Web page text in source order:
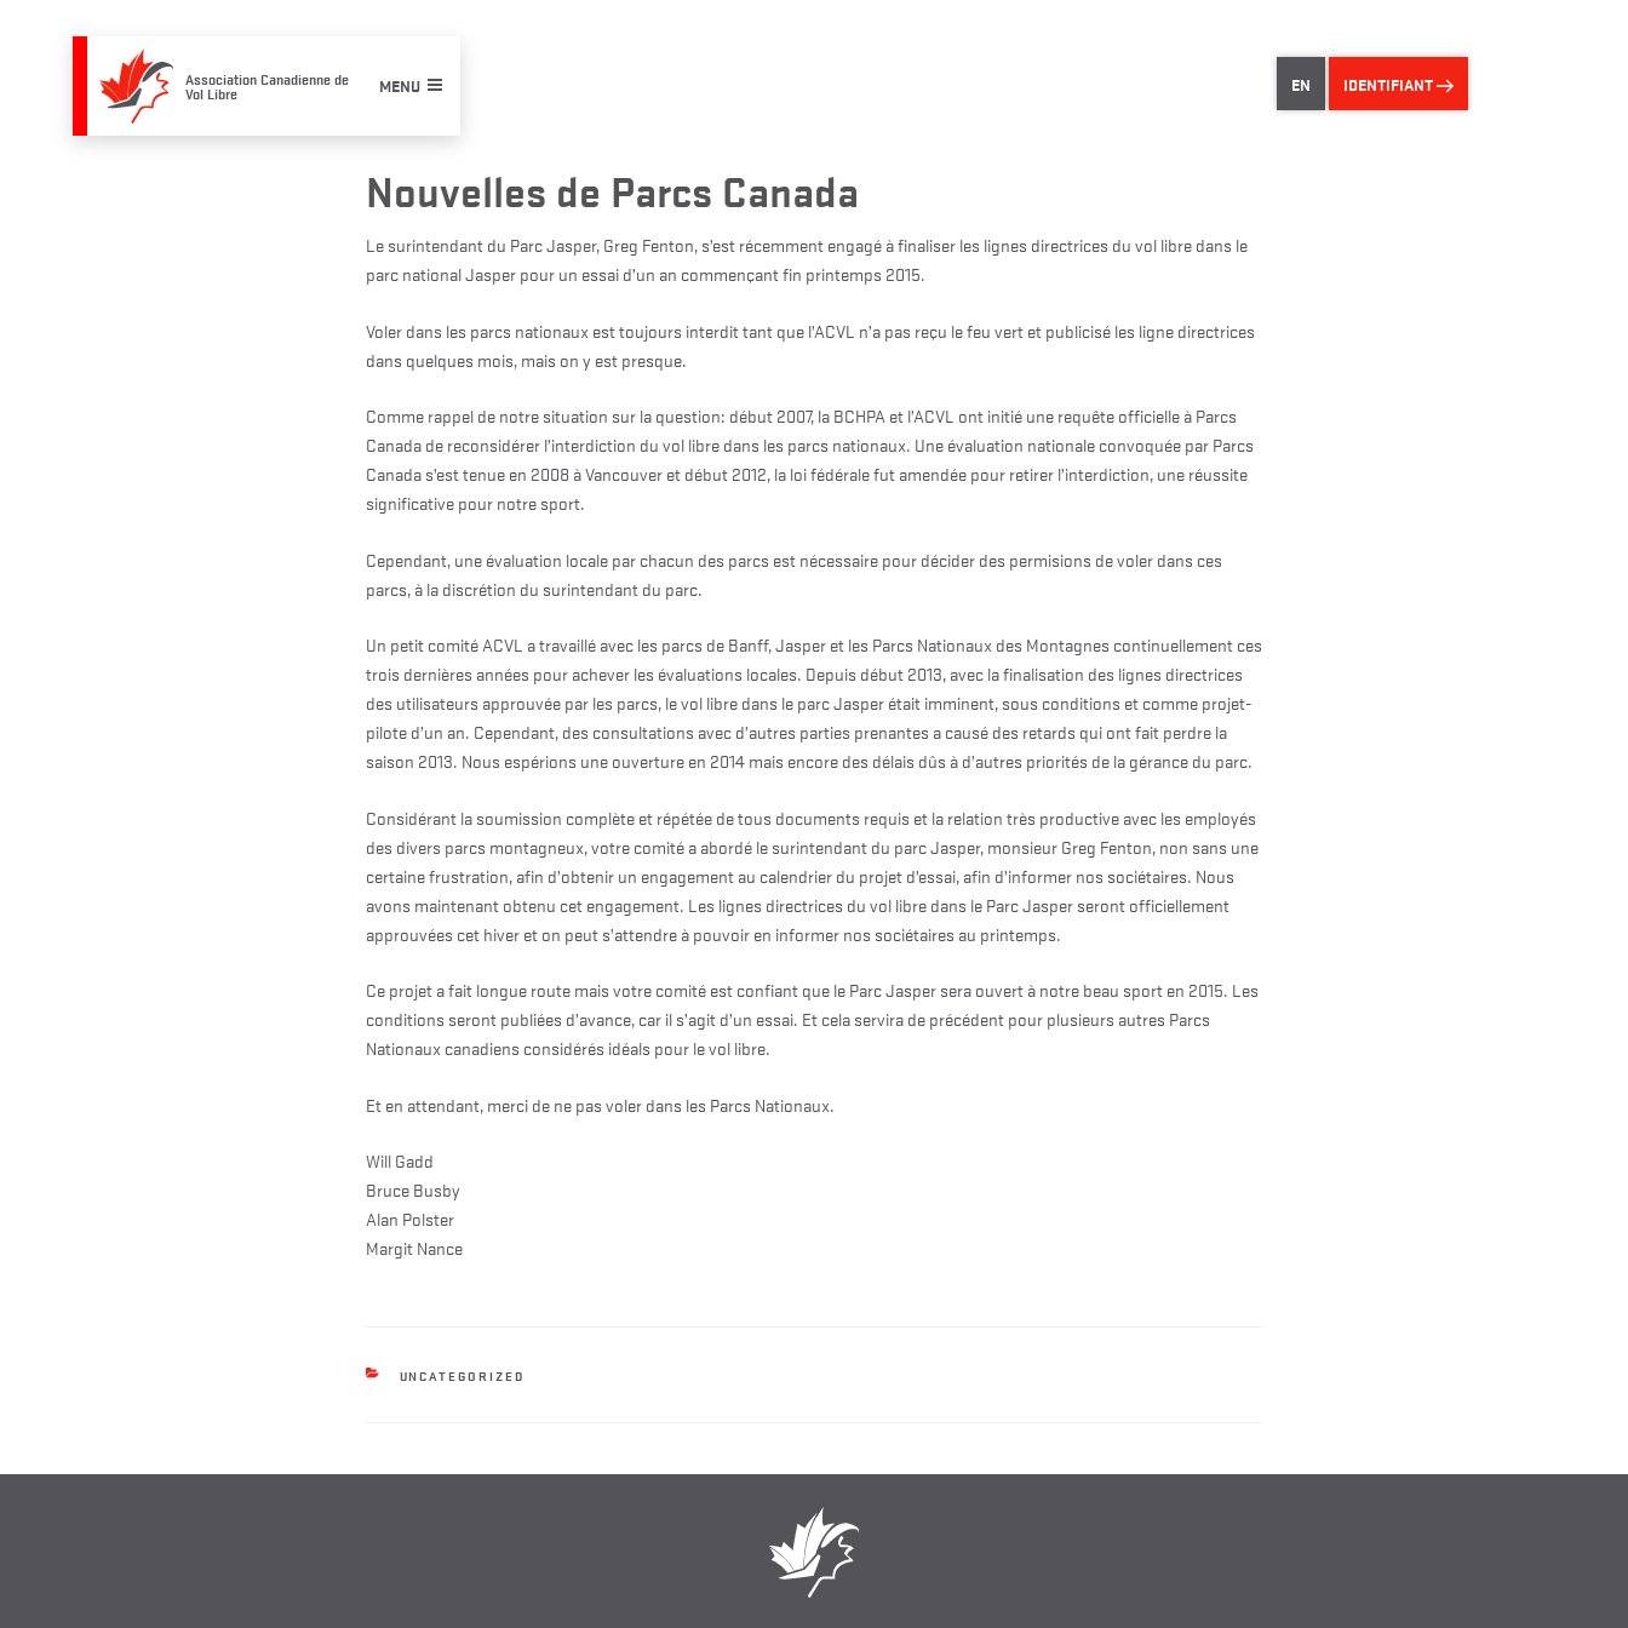
Association Canadienne de
Vol Libre MENU EN IDENTIFIANT
Nouvelles de Parcs Canada
Le surintendant du Parc Jasper, Greg Fenton, s’est récemment engagé à finaliser les lignes directrices du vol libre dans le
parc national Jasper pour un essai d’un an commençant fin printemps 2015.
Voler dans les parcs nationaux est toujours interdit tant que l’ACVL n’a pas reçu le feu vert et publicisé les ligne directrices
dans quelques mois, mais on y est presque.
Comme rappel de notre situation sur la question: début 2007, la BCHPA et l’ACVL ont initié une requête officielle à Parcs
Canada de reconsidérer l’interdiction du vol libre dans les parcs nationaux. Une évaluation nationale convoquée par Parcs
Canada s’est tenue en 2008 à Vancouver et début 2012, la loi fédérale fut amendée pour retirer l’interdiction, une réussite
significative pour notre sport.
Cependant, une évaluation locale par chacun des parcs est nécessaire pour décider des permisions de voler dans ces
parcs, à la discrétion du surintendant du parc.
Un petit comité ACVL a travaillé avec les parcs de Banff, Jasper et les Parcs Nationaux des Montagnes continuellement ces
trois dernières années pour achever les évaluations locales. Depuis début 2013, avec la finalisation des lignes directrices
des utilisateurs approuvée par les parcs, le vol libre dans le parc Jasper était imminent, sous conditions et comme projet-
pilote d’un an. Cependant, des consultations avec d’autres parties prenantes a causé des retards qui ont fait perdre la
saison 2013. Nous espérions une ouverture en 2014 mais encore des délais dûs à d’autres priorités de la gérance du parc.
Considérant la soumission complète et répétée de tous documents requis et la relation très productive avec les employés
des divers parcs montagneux, votre comité a abordé le surintendant du parc Jasper, monsieur Greg Fenton, non sans une
certaine frustration, afin d’obtenir un engagement au calendrier du projet d’essai, afin d’informer nos sociétaires. Nous
avons maintenant obtenu cet engagement. Les lignes directrices du vol libre dans le Parc Jasper seront officiellement
approuvées cet hiver et on peut s’attendre à pouvoir en informer nos sociétaires au printemps.
Ce projet a fait longue route mais votre comité est confiant que le Parc Jasper sera ouvert à notre beau sport en 2015. Les
conditions seront publiées d’avance, car il s’agit d’un essai. Et cela servira de précédent pour plusieurs autres Parcs
Nationaux canadiens considérés idéals pour le vol libre.
Et en attendant, merci de ne pas voler dans les Parcs Nationaux.
Will Gadd
Bruce Busby
Alan Polster
Margit Nance
CATEGORIES
UNCATEGORIZED